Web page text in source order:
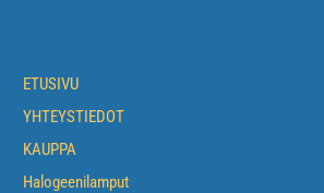
ETUSIVU
YHTEYSTIEDOT
KAUPPA
Halogeenilamput